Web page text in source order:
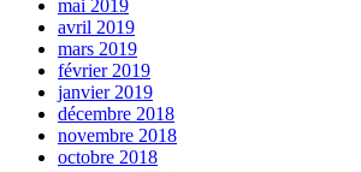
mai 2019
avril 2019
mars 2019
février 2019
janvier 2019
décembre 2018
novembre 2018
octobre 2018